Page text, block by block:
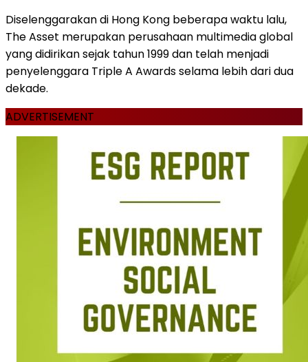
Diselenggarakan di Hong Kong beberapa waktu lalu,
The Asset merupakan perusahaan multimedia global
yang didirikan sejak tahun 1999 dan telah menjadi
penyelenggara Triple A Awards selama lebih dari dua
dekade.
ADVERTISEMENT